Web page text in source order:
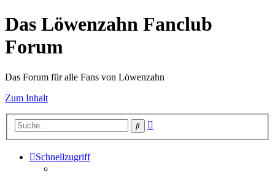
Das Löwenzahn Fanclub
Forum
Das Forum für alle Fans von Löwenzahn
Zum Inhalt
Suche
Schnellzugriff